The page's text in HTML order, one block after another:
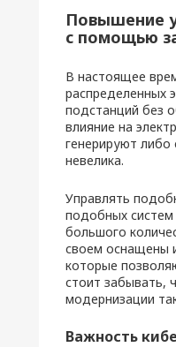
Повышение
с помощью
В настоящее
распределенных
подстанций без
влияние на
генерируют либо
невелика.
Управлять
подобных
большого
своем оснащены
которые
стоит забывать,
модернизации
Важность